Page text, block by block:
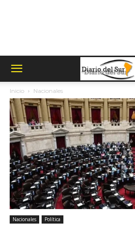
Inicio Nacionales
Nacionales Política